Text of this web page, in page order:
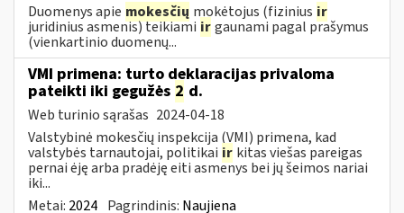
Duomenys apie mokesčių mokėtojus (fizinius ir
juridinius asmenis) teikiami irgaunami pagal prašymus
(vienkartinio duomenų...
VMI primena: turto deklaracijas privaloma
pateikti iki gegužės 2 d.
Web turinio sąrašas 2024-04-18
Valstybinė mokesčių inspekcija (VMI) primena, kad
valstybės tarnautojai, politikai ir kitas viešas pareigas
pernai ėję arba pradėję eiti asmenys bei jų šeimos nariai
iki...
Metai: 2024 Pagrindinis: Naujiena